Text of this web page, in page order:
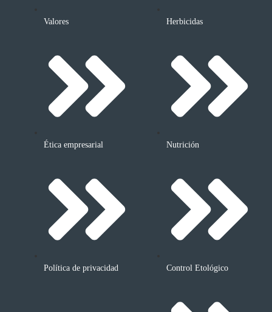
Valores
Ética empresarial
Política de privacidad
Herbicidas
Nutrición
Control Etológico